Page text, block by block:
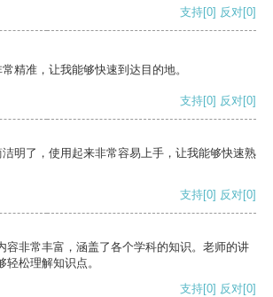
支持[0] 反对[0]
精准，让我能够快速到达目的地。
支持[0] 反对[0]
明了，使用起来非常容易上手，让我能够快速熟
支持[0] 反对[0]
容非常丰富，涵盖了各个学科的知识。老师的讲
松理解知识点。
支持[0] 反对[0]